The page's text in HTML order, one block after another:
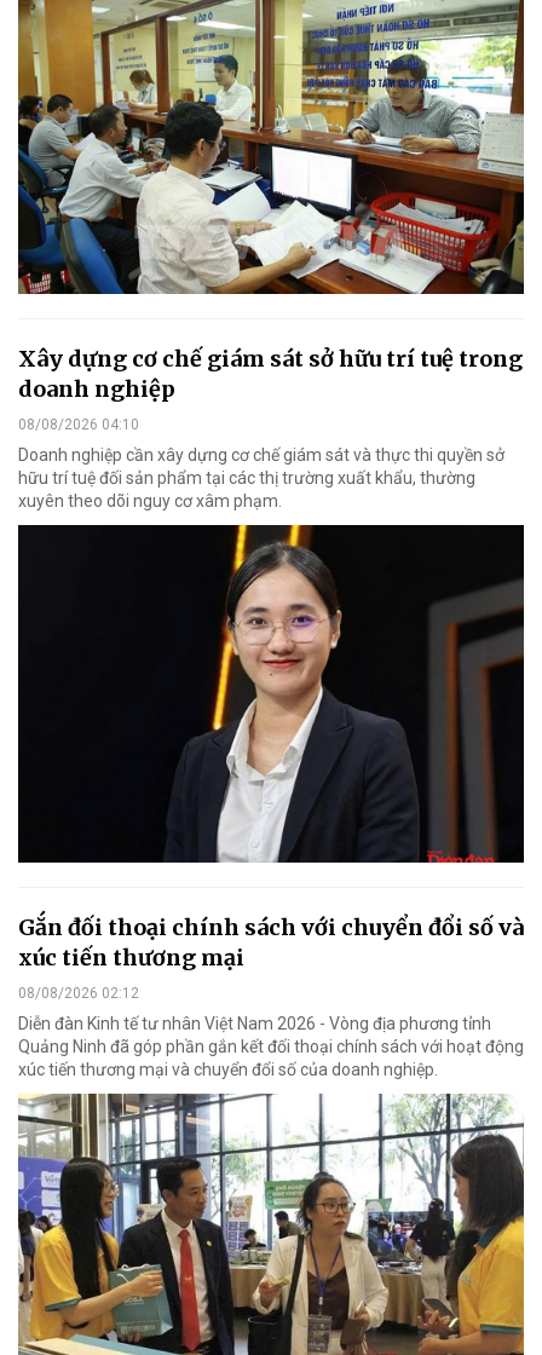
Xây dựng cơ chế giám sát sở hữu trí tuệ trong
doanh nghiệp
08/08/2026 04:10
Doanh nghiệp cần xây dựng cơ chế giám sát và thực thi quyền sở
hữu trí tuệ đối sản phẩm tại các thị trường xuất khẩu, thường
xuyên theo dõi nguy cơ xâm phạm.
Gắn đối thoại chính sách với chuyển đổi số và
xúc tiến thương mại
08/08/2026 02:12
Diễn đàn Kinh tế tư nhân Việt Nam 2026 - Vòng địa phương tỉnh
Quảng Ninh đã góp phần gắn kết đối thoại chính sách với hoạt động
xúc tiến thương mại và chuyển đổi số của doanh nghiệp.